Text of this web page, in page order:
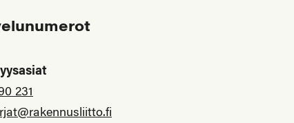
231